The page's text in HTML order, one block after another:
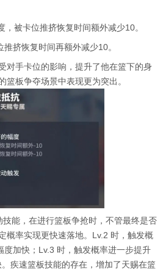
被卡位推挤恢复时间额外减少10。
挤恢复时间再额外减少10。
对手卡位的影响，提升了他在篮下的身
篮板争夺场景中表现更为突出。
能，在进行篮板争抢时，不管最终是否
概率实现更快速落地。Lv.2 时，触发概
度加快；Lv.3 时，触发概率进一步提升
疾速篮板技能的存在，增加了天赐在篮